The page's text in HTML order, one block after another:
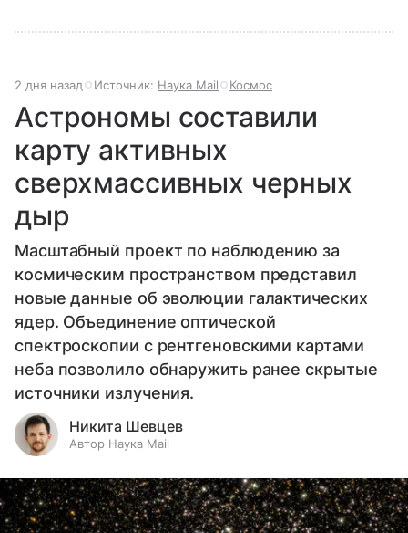
2 дня назад Источник: Наука Mail Космос
Астрономы составили
карту активных
сверхмассивных черных
дыр
Масштабный проект по наблюдению за
космическим пространством представил
новые данные об эволюции галактических
ядер. Объединение оптической
спектроскопии с рентгеновскими картами
неба позволило обнаружить ранее скрытые
источники излучения.
Никита Шевцев
Автор Наука Mail